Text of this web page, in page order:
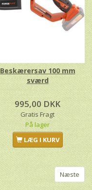
Beskærersav 100 mm
sværd
995,00 DKK
Gratis Fragt
På lager
LÆG I KURV
Næste